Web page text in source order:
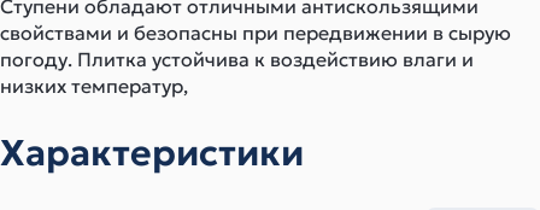
Ступени обладают отличными антискользящими
свойствами и безопасны при передвижении в сырую
погоду. Плитка устойчива к воздействию влаги и
низких температур,
Характеристики